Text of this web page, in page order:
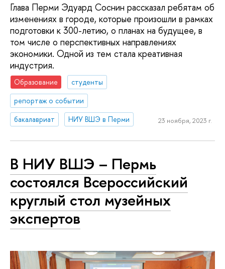
Глава Перми Эдуард Соснин рассказал ребятам об
изменениях в городе, которые произошли в рамках
подготовки к 300-летию, о планах на будущее, в
том числе о перспективных направлениях
экономики. Одной из тем стала креативная
индустрия.
Образование
студенты
репортаж о событии
бакалавриат
НИУ ВШЭ в Перми 23 ноября, 2023 г.
В НИУ ВШЭ – Пермь
состоялся Всероссийский
круглый стол музейных
экспертов